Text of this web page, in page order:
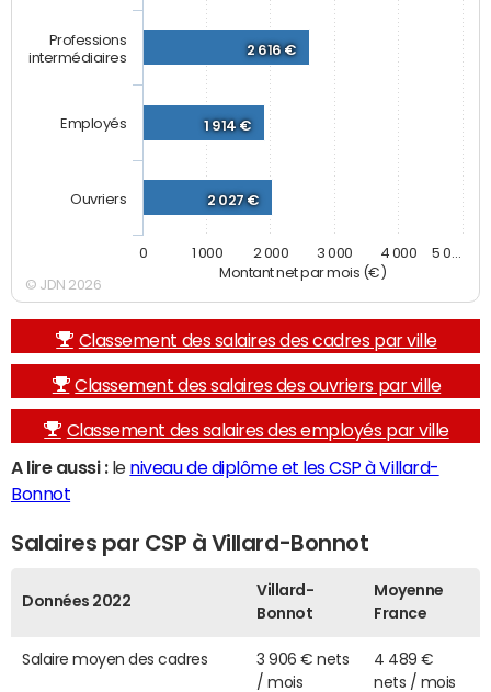
Montant net par mois (€)
2 616 €
1 914 €
2 027 €
Professions
intermédiaires
Employés
Ouvriers
0 1 000 2 000 3 000 4 000 5 0…
© JDN 2026
Classement des salaires des cadres par ville
Classement des salaires des ouvriers par ville
Classement des salaires des employés par ville
A lire aussi :le niveau de diplôme et les CSP à Villard-
Bonnot
Salaires par CSP à Villard-Bonnot
Données 2022
Villard-
Bonnot
Moyenne
France
Salaire moyen des cadres
3 906 € nets
/ mois
4 489 €
nets / mois